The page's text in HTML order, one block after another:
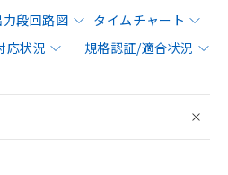
力段回路図
タイムチャート
応状況 規格認証/適合状況